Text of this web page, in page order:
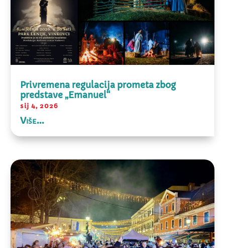
Privremena regulacija prometa zbog
predstave „Emanuel“
sij 4, 2026
Više...